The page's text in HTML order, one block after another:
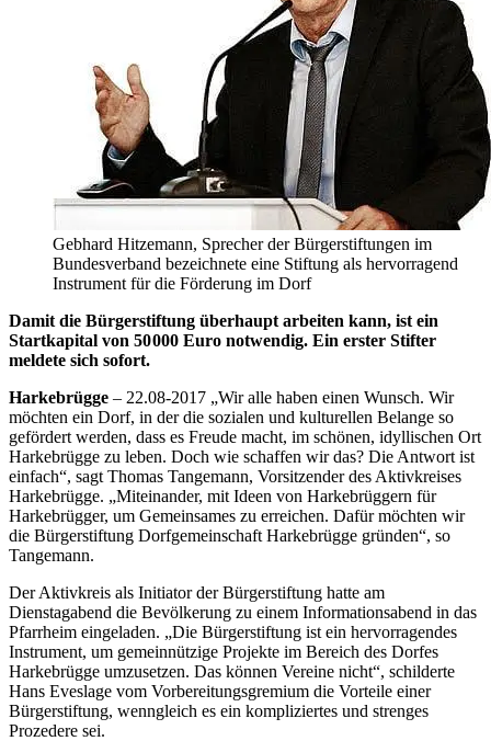
Gebhard Hitzemann, Sprecher der Bürgerstiftungen im
Bundesverband bezeichnete eine Stiftung als hervorragend
Instrument für die Förderung im Dorf
Damit die Bürgerstiftung überhaupt arbeiten kann, ist ein
Startkapital von 50 000 Euro notwendig. Ein erster Stifter
meldete sich sofort.
Harkebrügge – 22.08-2017 „Wir alle haben einen Wunsch. Wir
möchten ein Dorf, in der die sozialen und kulturellen Belange so
gefördert werden, dass es Freude macht, im schönen, idyllischen Ort
Harkebrügge zu leben. Doch wie schaffen wir das? Die Antwort ist
einfach“, sagt Thomas Tangemann, Vorsitzender des Aktivkreises
Harkebrügge. „Miteinander, mit Ideen von Harkebrüggern für
Harkebrügger, um Gemeinsames zu erreichen. Dafür möchten wir
die Bürgerstiftung Dorfgemeinschaft Harkebrügge gründen“, so
Tangemann.
Der Aktivkreis als Initiator der Bürgerstiftung hatte am
Dienstagabend die Bevölkerung zu einem Informationsabend in das
Pfarrheim eingeladen. „Die Bürgerstiftung ist ein hervorragendes
Instrument, um gemeinnützige Projekte im Bereich des Dorfes
Harkebrügge umzusetzen. Das können Vereine nicht“, schilderte
Hans Eveslage vom Vorbereitungsgremium die Vorteile einer
Bürgerstiftung, wenngleich es ein kompliziertes und strenges
Prozedere sei.